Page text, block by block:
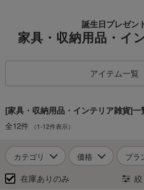
誕生日プレゼン
家具・収納用品・イ
アイテム一覧
[家具・収納用品・インテリア雑貨]一
全12件 （1-12件表示）
カテゴリ 価格 ブラ
在庫ありのみ